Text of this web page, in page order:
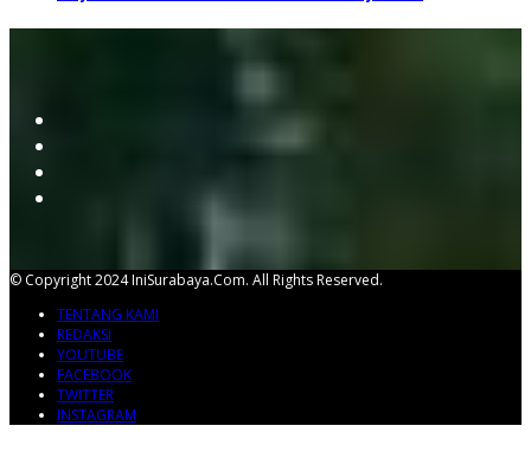
© Copyright 2024 IniSurabaya.com. All Rights Reserved.
TENTANG KAMI
REDAKSI
YOUTUBE
FACEBOOK
TWITTER
INSTAGRAM